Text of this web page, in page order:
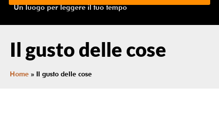
Un luogo per leggere il tuo tempo
Il gusto delle cose
Home » Il gusto delle cose